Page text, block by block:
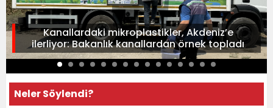
Kanallardaki mikroplastikler, Akdeniz’e
ilerliyor: Bakanlık kanallardan örnek topladı
Neler Söylendi?